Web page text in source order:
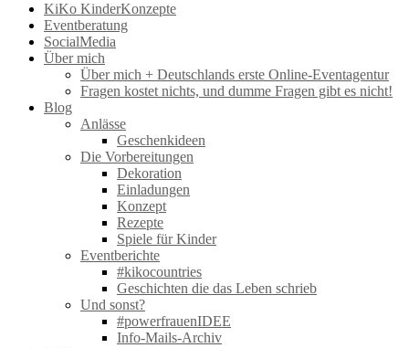
KiKo KinderKonzepte
Eventberatung
SocialMedia
Über mich
Über mich + Deutschlands erste Online-Eventagentur
Fragen kostet nichts, und dumme Fragen gibt es nicht!
Blog
Anlässe
Geschenkideen
Die Vorbereitungen
Dekoration
Einladungen
Konzept
Rezepte
Spiele für Kinder
Eventberichte
#kikocountries
Geschichten die das Leben schrieb
Und sonst?
#powerfrauenIDEE
Info-Mails-Archiv